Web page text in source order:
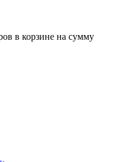
в корзине на сумму